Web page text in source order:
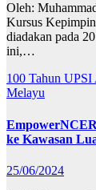
Oleh:
Kursus
diadakan pada
ini,…
100 Tahun UPSI
Melayu
ke Kawasan
25/06/2024